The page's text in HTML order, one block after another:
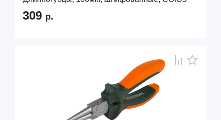
309 р.